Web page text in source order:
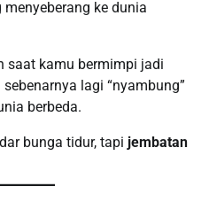
ke dunia
saat kamu bermimpi jadi
lagi “nyambung”
berbeda.
bunga tidur, tapi jembatan